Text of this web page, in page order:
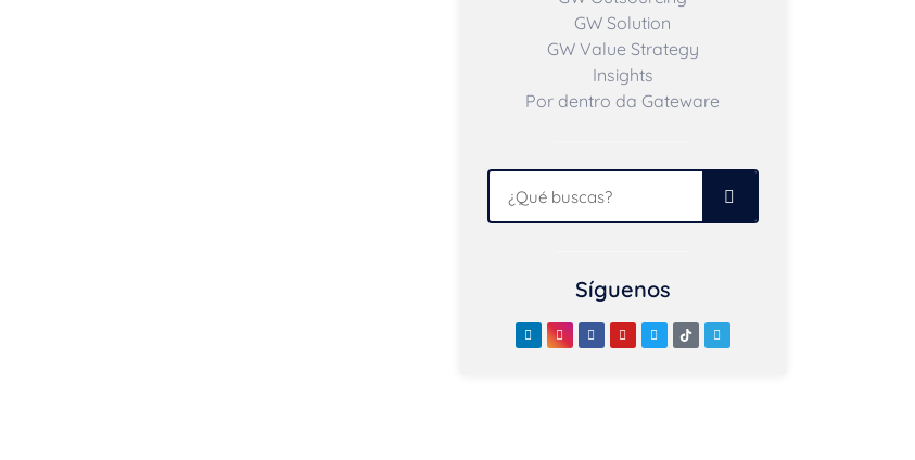
GW Solution
GW Value Strategy
Insights
Por dentro da Gateware
Síguenos